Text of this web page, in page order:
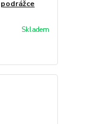
Skladem